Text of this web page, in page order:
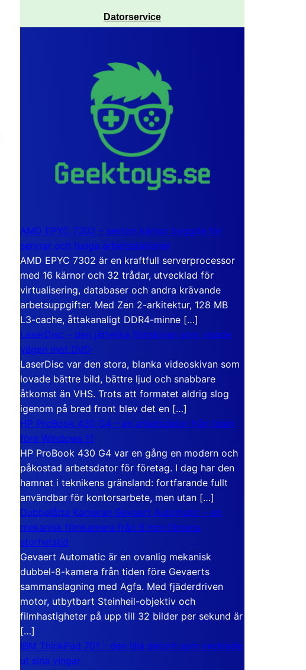
Datorservice
AMD EPYC 7302 – sexton kärnor byggda för
servrar och tunga arbetsstationer
AMD EPYC 7302 är en kraftfull serverprocessor
med 16 kärnor och 32 trådar, utvecklad för
virtualisering, databaser och andra krävande
arbetsuppgifter. Med Zen 2-arkitektur, 128 MB
L3-cache, åttakanaligt DDR4-minne […]
LaserDisc – den jättelika filmskivan som visade
vägen mot DVD
LaserDisc var den stora, blanka videoskivan som
lovade bättre bild, bättre ljud och snabbare
åtkomst än VHS. Trots att formatet aldrig slog
igenom på bred front blev det en […]
HP ProBook 430 G4 – en arbetsdator från tiden
före Windows 11
HP ProBook 430 G4 var en gång en modern och
påkostad arbetsdator för företag. I dag har den
hamnat i teknikens gränsland: fortfarande fullt
användbar för kontorsarbete, men utan […]
Dubbelåtta Kameran Gevaert Automatic – en
mekanisk filmkamera från 8 mm-filmens
storhetstid
Gevaert Automatic är en ovanlig mekanisk
dubbel-8-kamera från tiden före Gevaerts
sammanslagning med Agfa. Med fjäderdriven
motor, utbytbart Steinheil-objektiv och
filmhastigheter på upp till 32 bilder per sekund är
[…]
IBM ThinkPad 701 – den lilla datorn som vecklade
ut sina vingar